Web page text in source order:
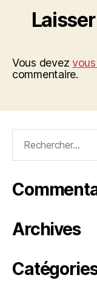
Vous devez
commentaire.
Archives